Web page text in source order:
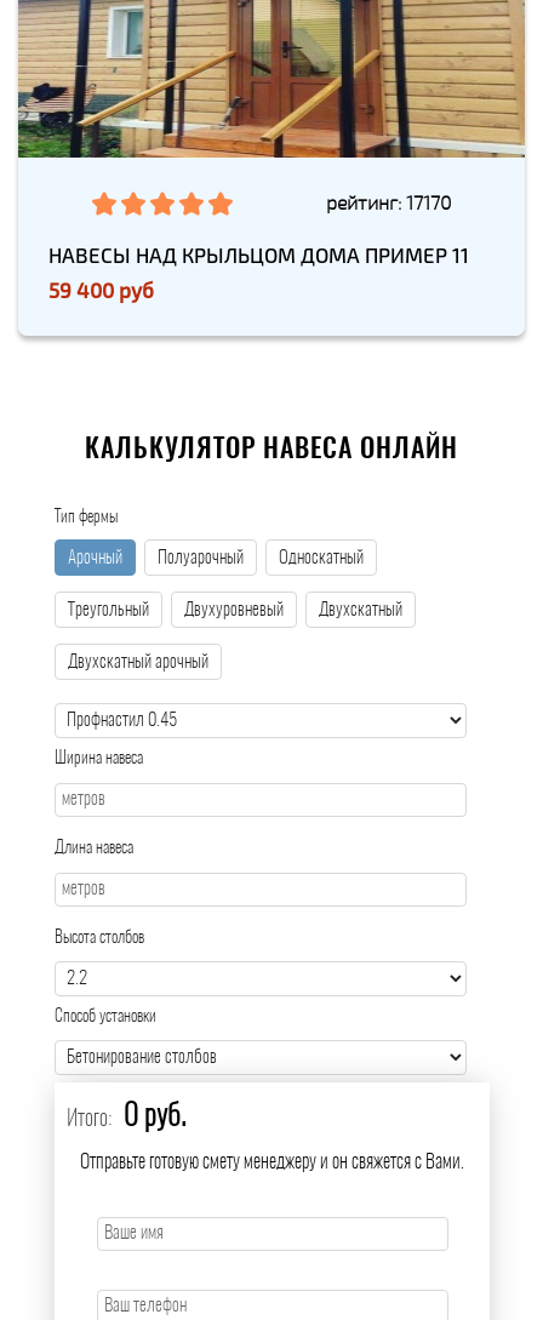
рейтинг: 17170
НАВЕСЫ НАД КРЫЛЬЦОМ ДОМА ПРИМЕР 11
59 400 руб
КАЛЬКУЛЯТОР НАВЕСА ОНЛАЙН
Тип фермы
Арочный Полуарочный Односкатный
Треугольный Двухуровневый Двухскатный
Двухскатный арочный
Ширина навеса
Длина навеса
Высота столбов
Способ установки
Итого: 0 руб.
Отправьте готовую смету менеджеру и он свяжется с Вами.